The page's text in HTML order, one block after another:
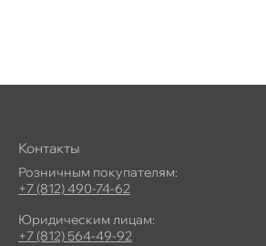
Контакты
Розничным покупателям:
+7 (812) 490-74-62
Юридическим лицам:
+7 (812) 564-49-92